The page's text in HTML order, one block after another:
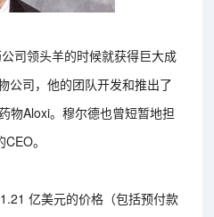
司领头羊的时候就获得巨大成
公司，他的团队开发和推出了
物Aloxi。穆尔德也曾短暂地担
。
亿美元的价格（包括预付款